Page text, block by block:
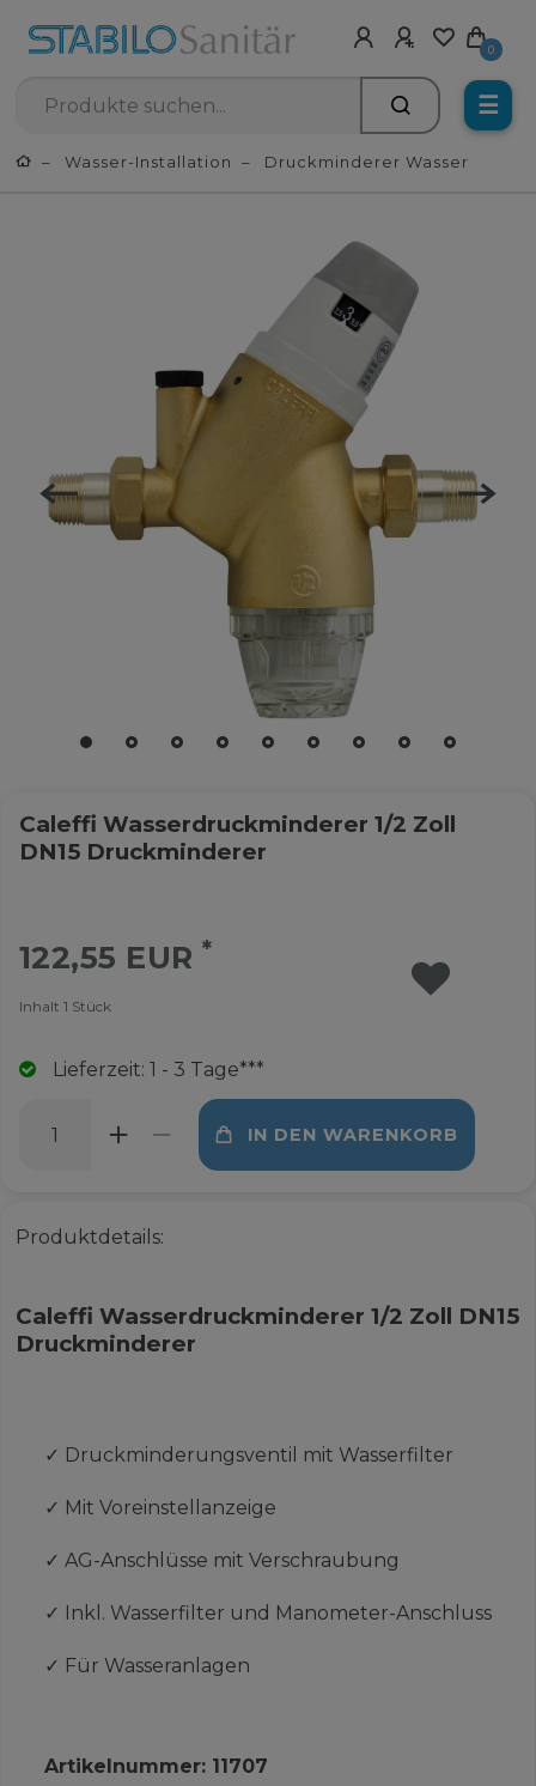
0
☰
Wasser-Installation Druckminderer Wasser
Caleffi Wasserdruckminderer 1/2 Zoll
DN15 Druckminderer
122,55 EUR*
Inhalt 1 Stück
Lieferzeit: 1 - 3 Tage***
IN DEN WARENKORB
Produktdetails:
Caleffi Wasserdruckminderer 1/2 Zoll DN15
Druckminderer
✓ Druckminderungsventil mit Wasserfilter
✓ Mit Voreinstellanzeige
✓ AG-Anschlüsse mit Verschraubung
✓ Inkl. Wasserfilter und Manometer-Anschluss
✓ Für Wasseranlagen
Artikelnummer: 11707